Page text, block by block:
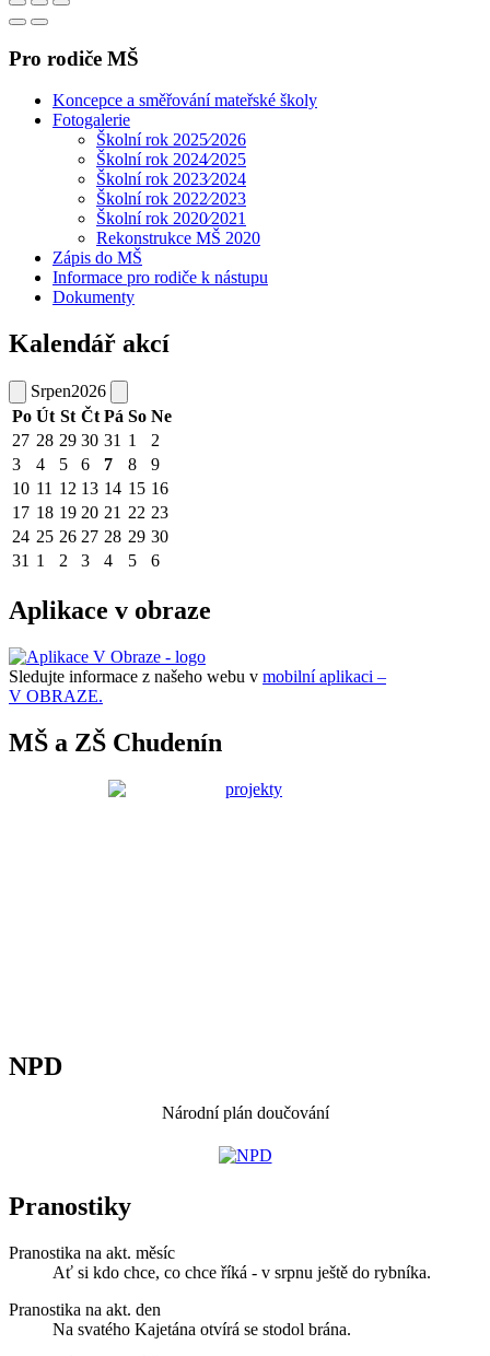
Pro rodiče MŠ
Koncepce a směřování mateřské školy
Fotogalerie
Školní rok 2025⁄2026
Školní rok 2024⁄2025
Školní rok 2023⁄2024
Školní rok 2022⁄2023
Školní rok 2020⁄2021
Rekonstrukce MŠ 2020
Zápis do MŠ
Informace pro rodiče k nástupu
Dokumenty
Kalendář akcí
Srpen2026
Po Út St Čt Pá So Ne
27 28 29 30 31 1
2
3
4 5 6 7 8
9
10 11 12 13 14 15 16
17 18 19 20 21 22 23
24 25 26 27 28 29 30
31 1 2 3 4 5 6
Aplikace v obraze
Sledujte informace z našeho webu v mobilní aplikaci –
V OBRAZE.
MŠ a ZŠ Chudenín
NPD
Národní plán doučování
Pranostiky
Pranostika na akt. měsíc
Ať si kdo chce, co chce říká - v srpnu ještě do rybníka.
Pranostika na akt. den
Na svatého Kajetána otvírá se stodol brána.